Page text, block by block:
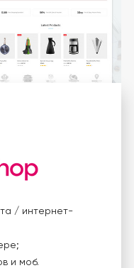
/ интернет-
и моб.